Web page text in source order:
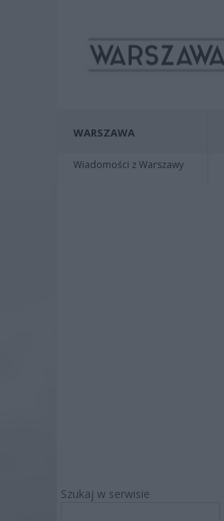
WARSZAWA
Wiadomości z Warszawy
Szukaj w serwisie